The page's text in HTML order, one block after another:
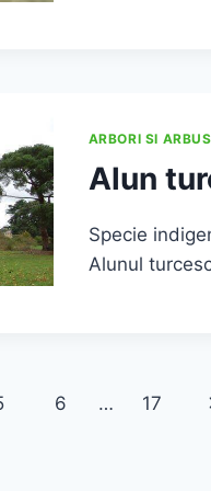
ARBORI SI
Alun
Specie
Alunul
6 … 17